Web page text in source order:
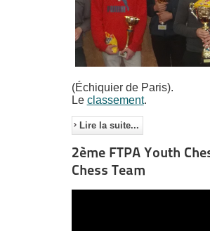
(Échiquier de Paris).
Le classement.
Lire la suite...
2ème FTPA Youth
Chess Team